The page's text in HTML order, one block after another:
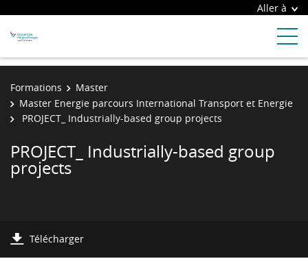
Aller à
Formations
Master
Master Energie parcours International Transport et Energie
PROJECT_ Industrially-based group projects
PROJECT_ Industrially-based group
projects
Télécharger